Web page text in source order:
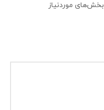
بخش‌های موردنیاز